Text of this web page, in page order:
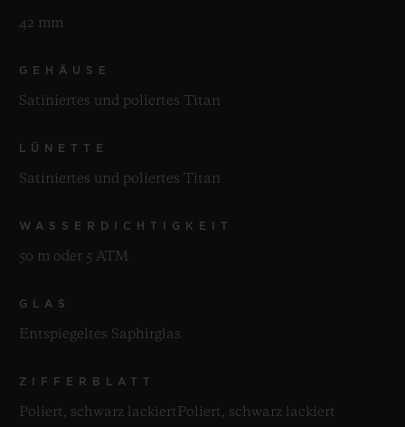
42 mm
GEHÄUSE
Satiniertes und poliertes Titan
LÜNETTE
Satiniertes und poliertes Titan
WASSERDICHTIGKEIT
50 m oder 5 ATM
GLAS
Entspiegeltes Saphirglas
ZIFFERBLATT
Poliert, schwarz lackiertPoliert, schwarz lackiert